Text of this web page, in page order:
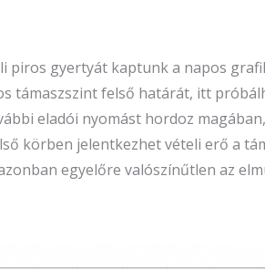
piros gyertyát kaptunk a napos
támaszszint felső határát, itt
eladói nyomást hordoz
körben jelentkezhet vételi erő a
egyelőre valószínűtlen az